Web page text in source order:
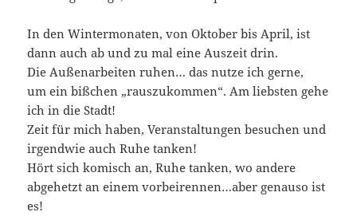
In den Wintermonaten, von Oktober bis April, ist
dann auch ab und zu mal eine Auszeit drin.
Die Außenarbeiten ruhen… das nutze ich gerne,
um ein bißchen „rauszukommen“. Am liebsten gehe
ich in die Stadt!
Zeit für mich haben, Veranstaltungen besuchen und
irgendwie auch Ruhe tanken!
Hört sich komisch an, Ruhe tanken, wo andere
abgehetzt an einem vorbeirennen…aber genauso ist
es!